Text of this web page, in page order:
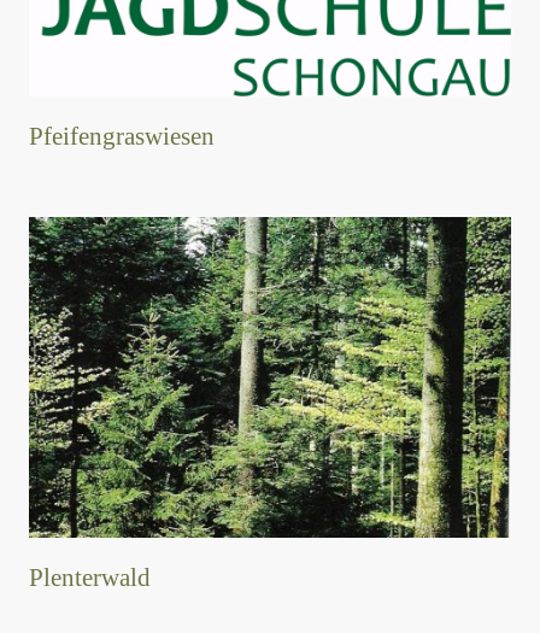
Pfeifengraswiesen
Plenterwald